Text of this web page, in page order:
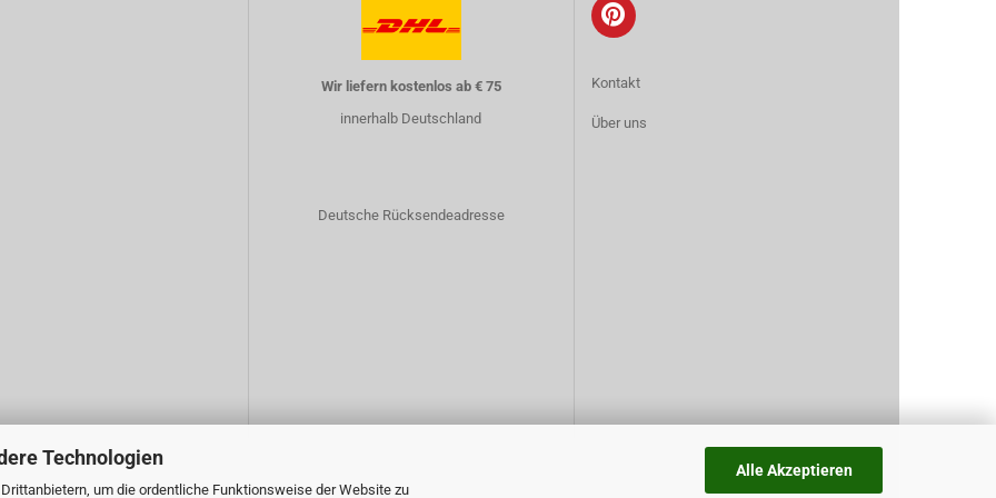
Technologien
um die ordentliche Funktionsweise der Website zu
Alle Akzeptieren
Wir liefern kostenlos ab € 75
innerhalb Deutschland
Deutsche Rücksendeadresse
Kontakt
Über uns